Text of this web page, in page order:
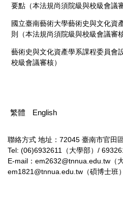
要點（本法規尚須院級與校級會議審
國立臺南藝術大學藝術史與文化資
則（本法規尚須院級與校級會議審核
藝術史與文化資產學系課程委員會
校級會議審核）
繁體 English
聯絡方式 地址：72045 臺南市官田
Tel: (06)6932611（大學部）/
E-mail：em2632@tnnua.edu.tw（
em1821@tnnua.edu.tw（碩博士班）